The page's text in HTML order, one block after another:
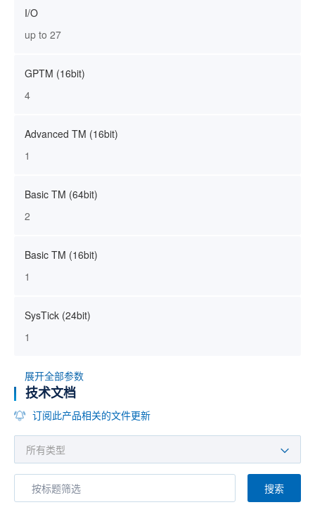
I/O
up to 27
GPTM (16bit)
4
Advanced TM (16bit)
1
Basic TM (64bit)
2
Basic TM (16bit)
1
SysTick (24bit)
1
展开全部参数
技术文档
订阅此产品相关的文件更新
搜索